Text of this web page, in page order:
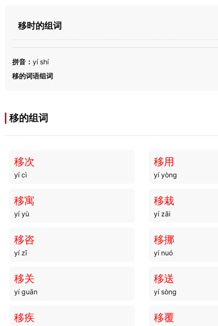
移时的组词
拼音： yí shí
移的词语组词
移的组词
移次
yí cì
移用
yí yòng
移寓
yí yù
移栽
yí zāi
移咨
yí zī
移挪
yí nuó
移关
yí guān
移送
yí sòng
移疾 移覆